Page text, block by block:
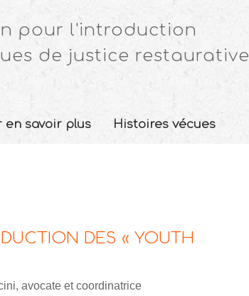
pour l'introduction
de justice restaurative
en savoir plus Histoires vécues
DES « YOUTH
avocate et coordinatrice